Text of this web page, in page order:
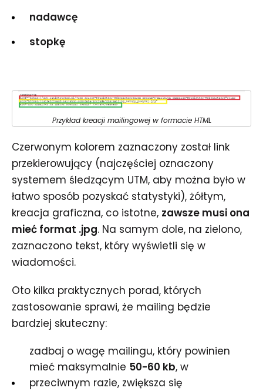
nadawcę
stopkę
Przykład kreacji mailingowej w formacie HTML
Czerwonym kolorem zaznaczony został link
przekierowujący (najczęściej oznaczony
systemem śledzącym UTM, aby można było w
łatwo sposób pozyskać statystyki), żółtym,
kreacja graficzna, co istotne, zawsze musi ona
mieć format .jpg. Na samym dole, na zielono,
zaznaczono tekst, który wyświetli się w
wiadomości.
Oto kilka praktycznych porad, których
zastosowanie sprawi, że mailing będzie
bardziej skuteczny:
zadbaj o wagę mailingu, który powinien
mieć maksymalnie 50-60 kb, w
przeciwnym razie, zwiększa się